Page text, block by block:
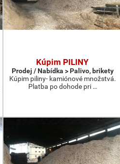
Kúpim PILINY
Prodej / Nabídka > Palivo, brikety
Kúpim piliny- kamiónové množstvá.
Platba po dohode pri …